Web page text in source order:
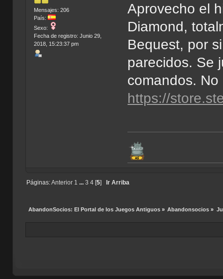
Mensajes: 206
País:
Sexo:
Fecha de registro: Junio 29,
2018, 15:23:37 pm
Aprovecho el
Diamond,
Bequest, por
parecidos. Se
comandos.
https://
Páginas:Anterior 1 ... 3 4[5] Ir Arriba
AbandonSocios: El Portal de los Juegos Antiguos» Abandonsocios »